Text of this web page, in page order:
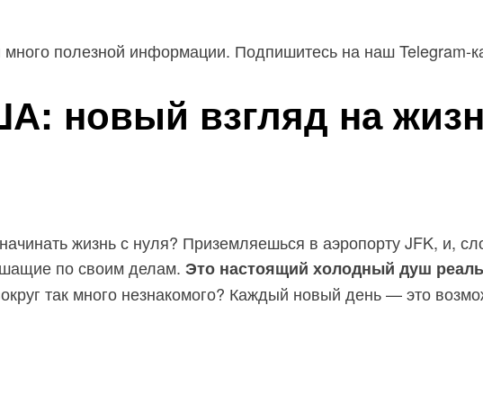
полезной информации. Подпишитесь на наш Telegram-
новый взгляд на
жизнь с нуля? Приземляешься в аэропорту JFK, и,
по своим делам. Это настоящий холодный душ
так много незнакомого? Каждый новый день — это